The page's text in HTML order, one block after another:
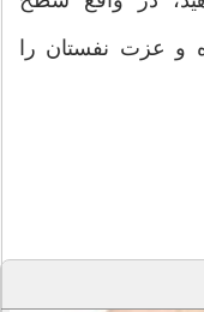
و عزت نفستان را